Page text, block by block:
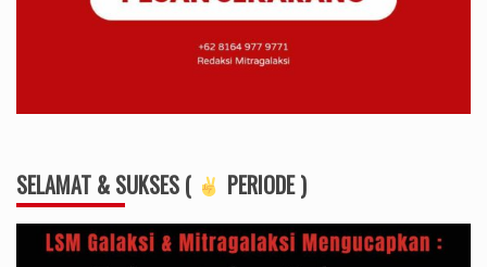
SELAMAT & SUKSES ( PERIODE )